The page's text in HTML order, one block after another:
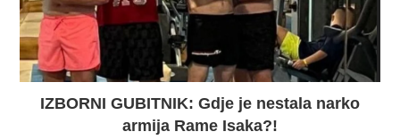
IZBORNI GUBITNIK: Gdje je nestala narko
armija Rame Isaka?!